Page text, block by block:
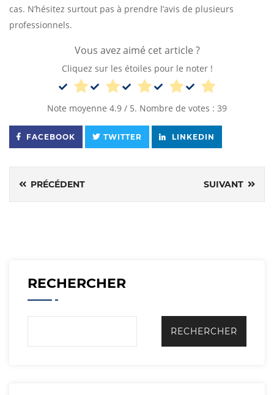
cas. N’hésitez surtout pas à prendre l’avis de plusieurs
professionnels.
Vous avez aimé cet article ?
Cliquez sur les étoiles pour le noter !
Note moyenne 4.9 / 5. Nombre de votes : 39
FACEBOOK TWITTER LINKEDIN
PRÉCÉDENT SUIVANT
RECHERCHER